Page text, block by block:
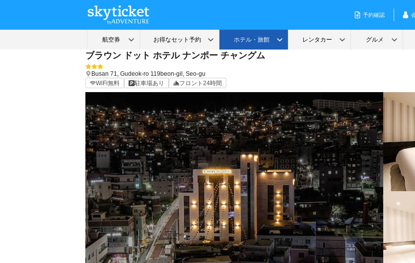
ブラウン ドット ホテル ナンポー チャングム
Busan 71, Gudeok-ro 119beon-gil, Seo-gu
WiFi無料
駐車場あり フロント24時間